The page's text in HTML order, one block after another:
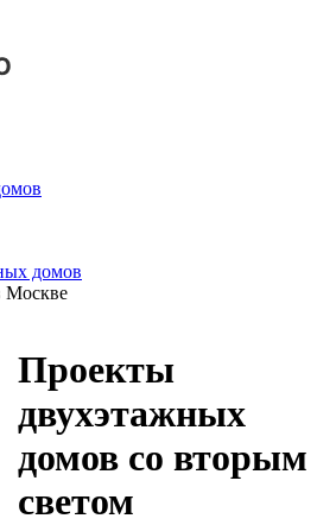
домов
Москве
Проекты
двухэтажных
домов со вторым
светом